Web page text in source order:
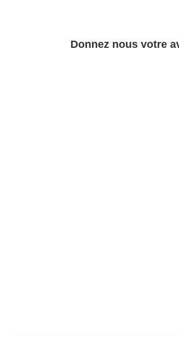
Donnez nous votre